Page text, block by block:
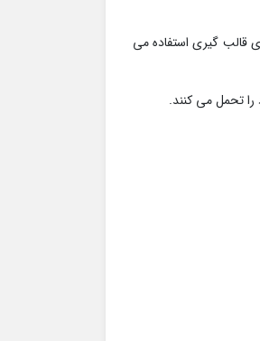
قالب گیری استفاده می
تحمل می کنند.